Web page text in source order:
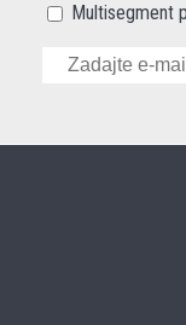
Multisegment